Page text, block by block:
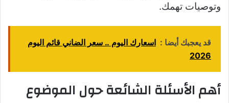
وتوصيات تهمك.
قد يعجبك أيضا : اسعارك اليوم .. سعر الضاني قائم اليوم
2026
أهم الأسئلة الشائعة حول الموضوع